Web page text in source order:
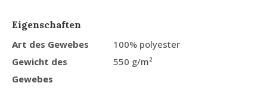
Eigenschaften
Art des Gewebes
100% polyester
Gewicht des
Gewebes
550 g/m²